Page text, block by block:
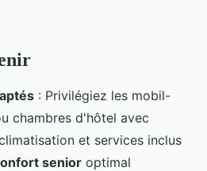
: Privilégiez les mobil-
chambres d'hôtel avec
et services inclus
senior optimal